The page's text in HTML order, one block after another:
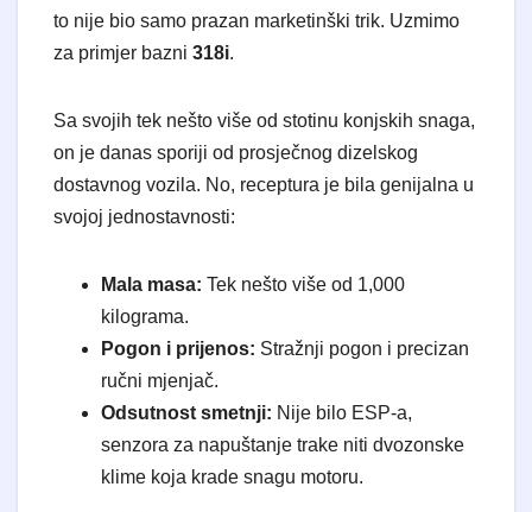
to nije bio samo prazan marketinški trik. Uzmimo
za primjer bazni 318i.
Sa svojih tek nešto više od stotinu konjskih snaga,
on je danas sporiji od prosječnog dizelskog
dostavnog vozila. No, receptura je bila genijalna u
svojoj jednostavnosti:
Mala masa: Tek nešto više od 1,000
kilograma.
Pogon i prijenos: Stražnji pogon i precizan
ručni mjenjač.
Odsutnost smetnji: Nije bilo ESP-a,
senzora za napuštanje trake niti dvozonske
klime koja krade snagu motoru.